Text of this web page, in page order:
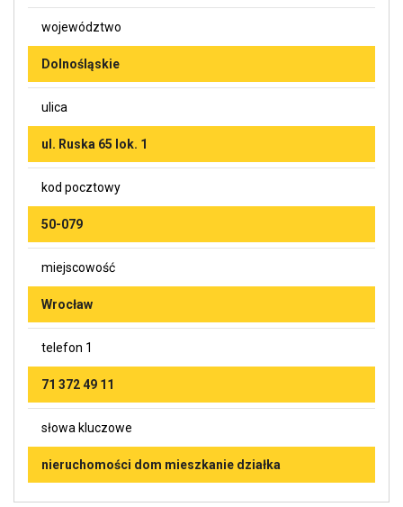
województwo
Dolnośląskie
ulica
ul. Ruska 65 lok. 1
kod pocztowy
50-079
miejscowość
Wrocław
telefon 1
71 372 49 11
słowa kluczowe
nieruchomości dom mieszkanie działka